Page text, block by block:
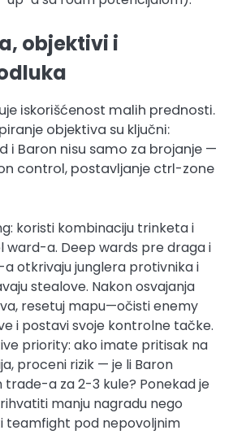
objektivi i
iskorišćenost malih prednosti.
objektiva su ključni:
i Baron nisu samo za brojanje —
control, postavljanje ctrl-zone
koristi kombinaciju trinketa i
ward-a. Deep wards pre draga i
otkrivaju junglera protivnika i
stealove. Nakon osvajanja
resetuj mapu—očisti enemy
i postavi svoje kontrolne tačke.
priority: ako imate pritisak na
proceni rizik — je li Baron
trade-a za 2-3 kule? Ponekad je
manju nagradu nego
teamfight pod nepovoljnim